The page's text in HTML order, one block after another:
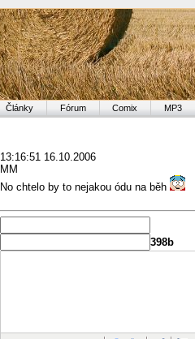
Články Fórum Comix MP3
13:16:51 16.10.2006
MM
No chtelo by to nejakou ódu na běh
398b